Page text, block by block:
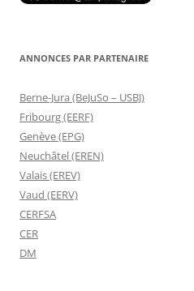
ANNONCES PAR PARTENAIRE
Berne-Jura (BeJuSo – USBJ)
Fribourg (EERF)
Genève (EPG)
Neuchâtel (EREN)
Valais (EREV)
Vaud (EERV)
CERFSA
CER
DM